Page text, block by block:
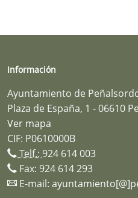
Información
Ayuntamiento de
Plaza de España, 1 - 06610
Ver mapa
CIF: P0610000B
Telf.: 924 614 003
Fax: 924 614 293
E-mail: